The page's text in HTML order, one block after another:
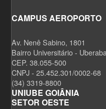
CAMPUS AEROPORTO
Av. Nenê Sabino, 1801
Bairro Universitário -
CEP. 38.055-500
CNPJ - 25.452.301/0002-68
(34) 3319-8800
UNIUBE GOIÂNIA
SETOR OESTE